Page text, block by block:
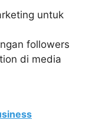
untuk
followers
di media